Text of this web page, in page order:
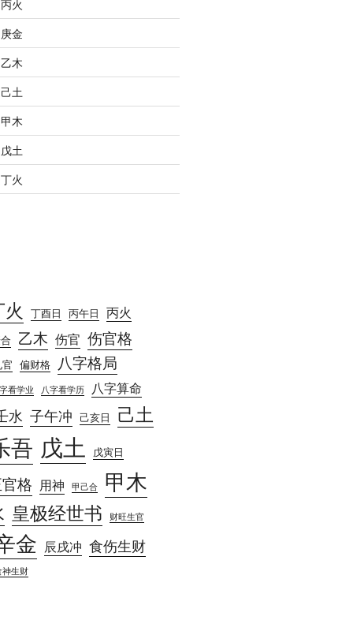
火
金
木
土
木
土
火
丁酉日 丙午日 丙火
乙木 伤官 伤官格
偏财格 八字格局
看学业 八字看学历 八字算命
水 子午冲 己亥日 己土
吾 戊土 戊寅日
格 用神 甲己合 甲木
皇极经世书 财旺生官
金 辰戌冲 食伤生财
神生财